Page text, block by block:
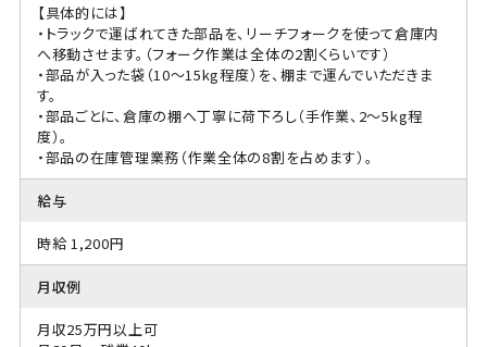
【具体的には】
・トラックで運ばれてきた部品を、リーチフォークを使って倉庫内
へ移動させます。（フォーク作業は全体の2割くらいです）
・部品が入った袋（10～15kg程度）を、棚まで運んでいただきま
す。
・部品ごとに、倉庫の棚へ丁寧に荷下ろし（手作業、2～5kg程
度）。
・部品の在庫管理業務（作業全体の8割を占めます）。
給与
時給 1,200円
月収例
月収25万円以上可